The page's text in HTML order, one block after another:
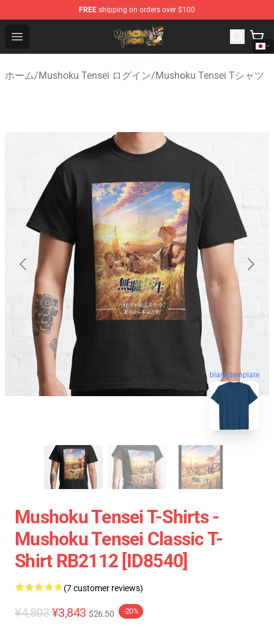
FREE shipping on orders over $100
Open menu
Mushoku Tensei Store - Official Mushoku Tensei
ホーム/Mushoku Tensei ログイン/Mushoku Tensei Tシャツ
blank template
Mushoku Tensei T-Shirts -
Mushoku Tensei Classic T-
Shirt RB2112 [ID8540]
(7 customer reviews)
¥4,803 ¥3,843 $26.50 -20%